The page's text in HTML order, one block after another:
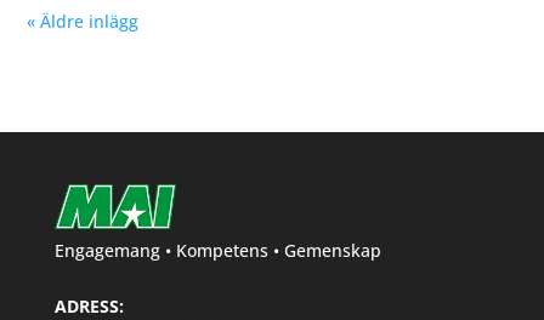
« Äldre inlägg
Engagemang • Kompetens • Gemenskap
ADRESS: